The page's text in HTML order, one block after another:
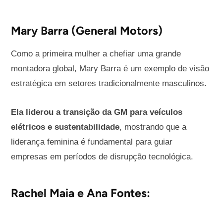
Mary Barra (General Motors)
Como a primeira mulher a chefiar uma grande
montadora global, Mary Barra é um exemplo de visão
estratégica em setores tradicionalmente masculinos.
Ela liderou a transição da GM para veículos
elétricos e sustentabilidade, mostrando que a
liderança feminina é fundamental para guiar
empresas em períodos de disrupção tecnológica.
Rachel Maia e Ana Fontes: